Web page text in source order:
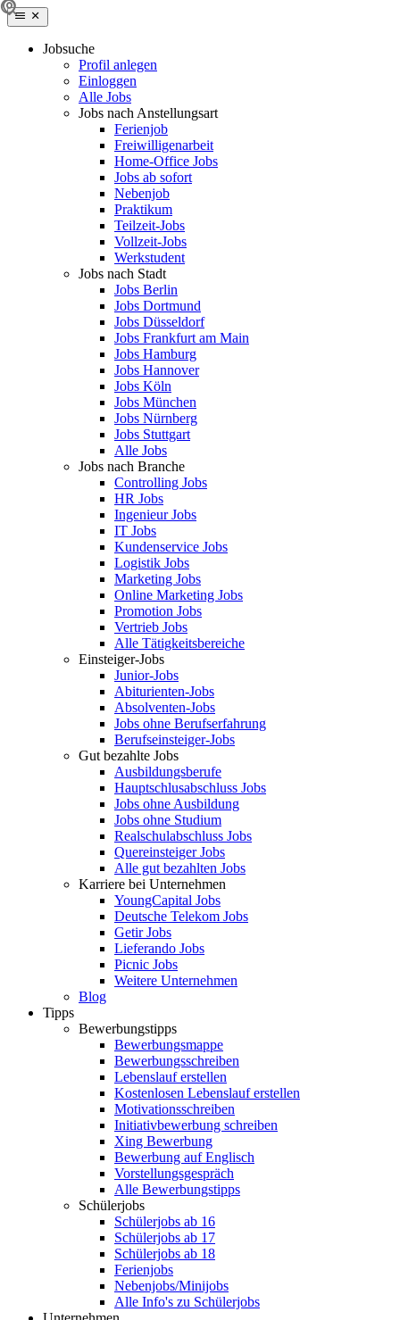
Jobsuche
Profil anlegen
Einloggen
Alle Jobs
Jobs nach Anstellungsart
Ferienjob
Freiwilligenarbeit
Home-Office Jobs
Jobs ab sofort
Nebenjob
Praktikum
Teilzeit-Jobs
Vollzeit-Jobs
Werkstudent
Jobs nach Stadt
Jobs Berlin
Jobs Dortmund
Jobs Düsseldorf
Jobs Frankfurt am Main
Jobs Hamburg
Jobs Hannover
Jobs Köln
Jobs München
Jobs Nürnberg
Jobs Stuttgart
Alle Jobs
Jobs nach Branche
Controlling Jobs
HR Jobs
Ingenieur Jobs
IT Jobs
Kundenservice Jobs
Logistik Jobs
Marketing Jobs
Online Marketing Jobs
Promotion Jobs
Vertrieb Jobs
Alle Tätigkeitsbereiche
Einsteiger-Jobs
Junior-Jobs
Abiturienten-Jobs
Absolventen-Jobs
Jobs ohne Berufserfahrung
Berufseinsteiger-Jobs
Gut bezahlte Jobs
Ausbildungsberufe
Hauptschlusabschluss Jobs
Jobs ohne Ausbildung
Jobs ohne Studium
Realschulabschluss Jobs
Quereinsteiger Jobs
Alle gut bezahlten Jobs
Karriere bei Unternehmen
YoungCapital Jobs
Deutsche Telekom Jobs
Getir Jobs
Lieferando Jobs
Picnic Jobs
Weitere Unternehmen
Blog
Tipps
Bewerbungstipps
Bewerbungsmappe
Bewerbungsschreiben
Lebenslauf erstellen
Kostenlosen Lebenslauf erstellen
Motivationsschreiben
Initiativbewerbung schreiben
Xing Bewerbung
Bewerbung auf Englisch
Vorstellungsgespräch
Alle Bewerbungstipps
Schülerjobs
Schülerjobs ab 16
Schülerjobs ab 17
Schülerjobs ab 18
Ferienjobs
Nebenjobs/Minijobs
Alle Info's zu Schülerjobs